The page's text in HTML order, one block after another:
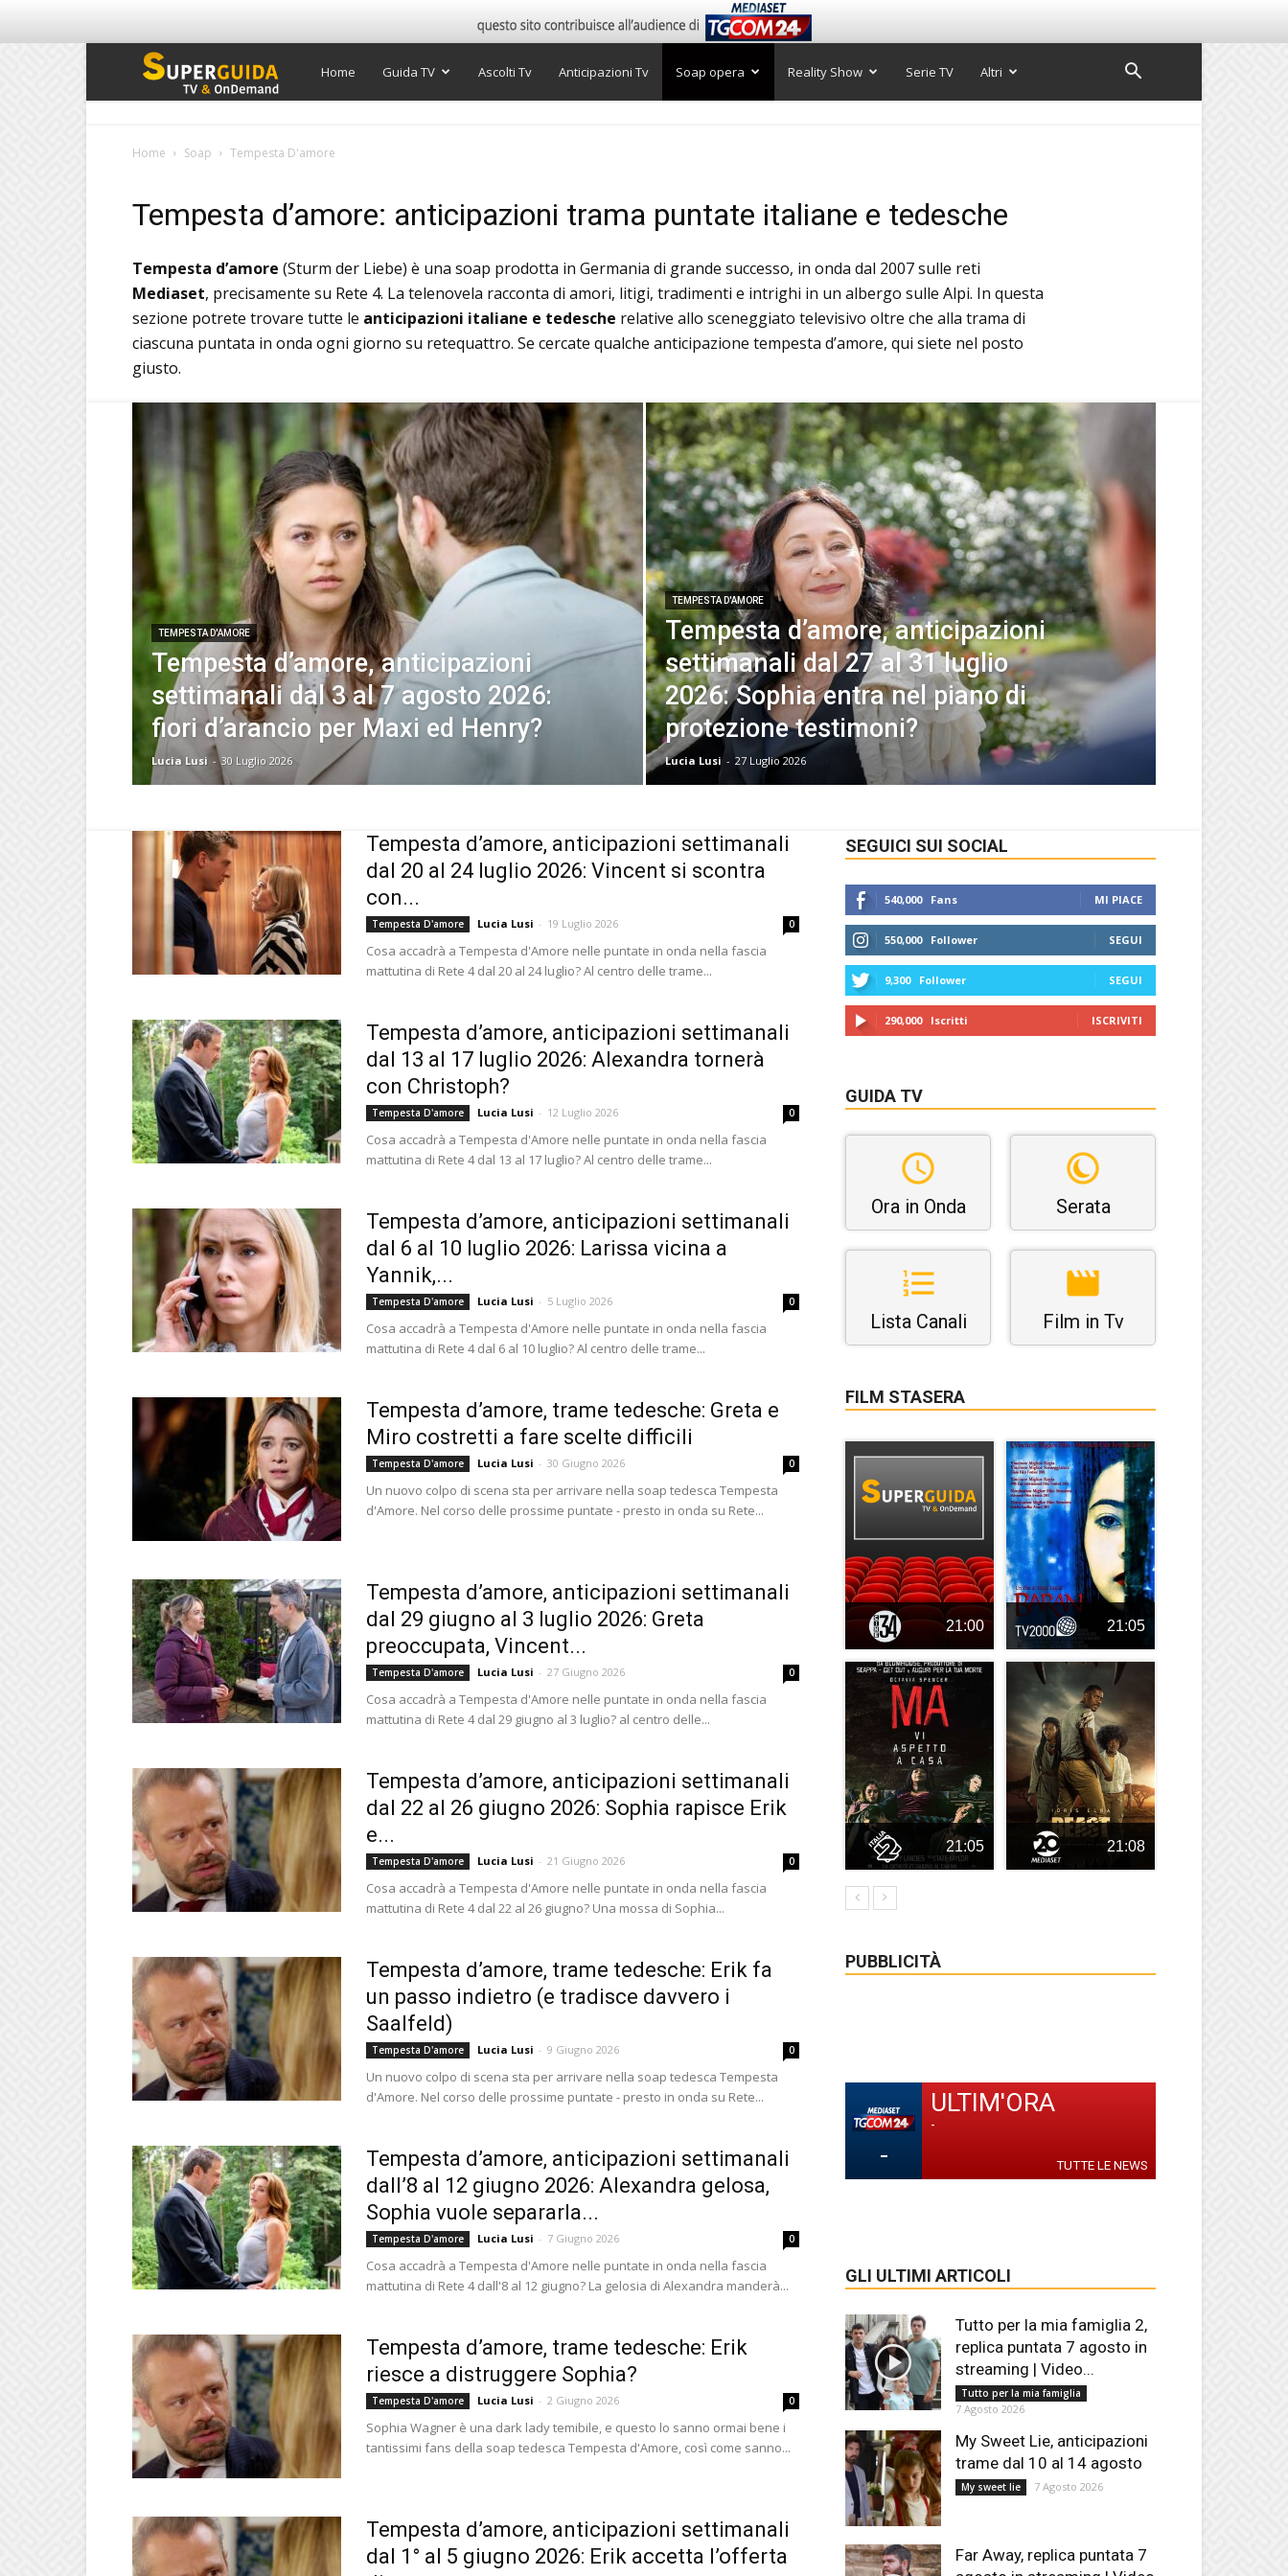
Super
Home Guida TV Ascolti Tv Anticipazioni Tv Soap opera Reality Show Serie TV Altri
Home Soap Tempesta D'amore
Tempesta d’amore: anticipazioni trama puntate italiane e tedesche
Tempesta d’amore (Sturm der Liebe) è una soap prodotta in Germania di grande successo, in onda dal 2007 sulle reti
Mediaset, precisamente su Rete 4. La telenovela racconta di amori, litigi, tradimenti e intrighi in un albergo sulle Alpi. In questa
sezione potrete trovare tutte le anticipazioni italiane e tedesche relative allo sceneggiato televisivo oltre che alla trama di
ciascuna puntata in onda ogni giorno su retequattro. Se cercate qualche anticipazione tempesta d’amore, qui siete nel posto
giusto.
TEMPESTA D'AMORE
Tempesta d’amore, anticipazioni
settimanali dal 3 al 7 agosto 2026:
fiori d’arancio per Maxi ed Henry?
Lucia Lusi - 30 Luglio 2026
TEMPESTA D'AMORE
Tempesta d’amore, anticipazioni
settimanali dal 27 al 31 luglio
2026: Sophia entra nel piano di
protezione testimoni?
Lucia Lusi - 27 Luglio 2026
Tempesta d’amore, anticipazioni settimanali
dal 20 al 24 luglio 2026: Vincent si scontra
con...
Tempesta D'amore Lucia Lusi - 19 Luglio 2026 0
Cosa accadrà a Tempesta d'Amore nelle puntate in onda nella fascia
mattutina di Rete 4 dal 20 al 24 luglio? Al centro delle trame...
Tempesta d’amore, anticipazioni settimanali
dal 13 al 17 luglio 2026: Alexandra tornerà
con Christoph?
Tempesta D'amore Lucia Lusi - 12 Luglio 2026 0
Cosa accadrà a Tempesta d'Amore nelle puntate in onda nella fascia
mattutina di Rete 4 dal 13 al 17 luglio? Al centro delle trame...
Tempesta d’amore, anticipazioni settimanali
dal 6 al 10 luglio 2026: Larissa vicina a
Yannik,...
Tempesta D'amore Lucia Lusi - 5 Luglio 2026 0
Cosa accadrà a Tempesta d'Amore nelle puntate in onda nella fascia
mattutina di Rete 4 dal 6 al 10 luglio? Al centro delle trame...
Tempesta d’amore, trame tedesche: Greta e
Miro costretti a fare scelte difficili
Tempesta D'amore Lucia Lusi - 30 Giugno 2026 0
Un nuovo colpo di scena sta per arrivare nella soap tedesca Tempesta
d'Amore. Nel corso delle prossime puntate - presto in onda su Rete...
Tempesta d’amore, anticipazioni settimanali
dal 29 giugno al 3 luglio 2026: Greta
preoccupata, Vincent...
Tempesta D'amore Lucia Lusi - 27 Giugno 2026 0
Cosa accadrà a Tempesta d'Amore nelle puntate in onda nella fascia
mattutina di Rete 4 dal 29 giugno al 3 luglio? al centro delle...
Tempesta d’amore, anticipazioni settimanali
dal 22 al 26 giugno 2026: Sophia rapisce Erik
e...
Tempesta D'amore Lucia Lusi - 21 Giugno 2026 0
Cosa accadrà a Tempesta d'Amore nelle puntate in onda nella fascia
mattutina di Rete 4 dal 22 al 26 giugno? Una mossa di Sophia...
Tempesta d’amore, trame tedesche: Erik fa
un passo indietro (e tradisce davvero i
Saalfeld)
Tempesta D'amore Lucia Lusi - 9 Giugno 2026 0
Un nuovo colpo di scena sta per arrivare nella soap tedesca Tempesta
d'Amore. Nel corso delle prossime puntate - presto in onda su Rete...
Tempesta d’amore, anticipazioni settimanali
dall’8 al 12 giugno 2026: Alexandra gelosa,
Sophia vuole separarla...
Tempesta D'amore Lucia Lusi - 7 Giugno 2026 0
Cosa accadrà a Tempesta d'Amore nelle puntate in onda nella fascia
mattutina di Rete 4 dall'8 al 12 giugno? La gelosia di Alexandra manderà...
Tempesta d’amore, trame tedesche: Erik
riesce a distruggere Sophia?
Tempesta D'amore Lucia Lusi - 2 Giugno 2026 0
Sophia Wagner è una dark lady temibile, e questo lo sanno ormai bene i
tantissimi fans della soap tedesca Tempesta d'Amore, così come sanno...
Tempesta d’amore, anticipazioni settimanali
dal 1° al 5 giugno 2026: Erik accetta l’offerta
SEGUICI SUI SOCIAL
540,000 Fans MI PIACE
550,000 Follower SEGUI
9,300 Follower SEGUI
290,000 Iscritti ISCRIVITI
GUIDA TV
Ora in Onda Serata
Lista Canali Film in Tv
FILM STASERA
21:00 21:05
21:05 21:08
PUBBLICITÀ
-
ULTIM'ORA
-
TUTTE LE NEWS
GLI ULTIMI ARTICOLI
Tutto per la mia famiglia 2,
replica puntata 7 agosto in
streaming | Video...
Tutto per la mia famiglia
7 Agosto 2026
My Sweet Lie, anticipazioni
trame dal 10 al 14 agosto
My sweet lie 7 Agosto 2026
Far Away, replica puntata 7